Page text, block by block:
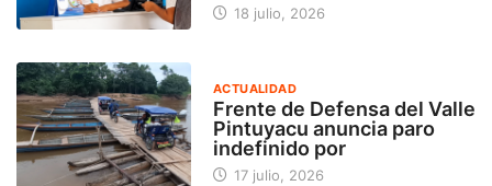
18 julio, 2026
ACTUALIDAD
Frente de Defensa del Valle
Pintuyacu anuncia paro
indefinido por
17 julio, 2026